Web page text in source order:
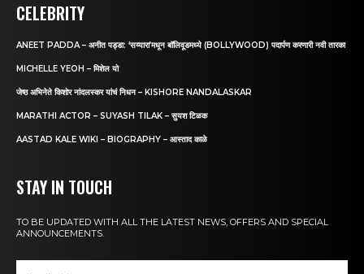
CELEBRITY
ANEET PADDA – अनीत पड्डा: ‘सय्यारा’मधून बॉलिवूडमध्ये (BOLLYWOOD) पदार्पण करणारी नवी तारका
MICHELLE YEOH – मिशेल यो
जेष्ठ अभिनेते किशोर नांदलस्कर यांचं निधन – KISHORE NANDALASKAR
MARATHI ACTOR – SUYASH TILAK – सुयश टिळक
AASTAD KALE WIKI – BIOGRAPHY – आस्ताद काळे
STAY IN TOUCH
TO BE UPDATED WITH ALL THE LATEST NEWS, OFFERS AND SPECIAL
ANNOUNCEMENTS.